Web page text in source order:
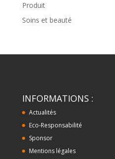
Produit
Soins et beauté
INFORMATIONS :
Actualités
Eco-Responsabilité
Sponsor
Mentions légales